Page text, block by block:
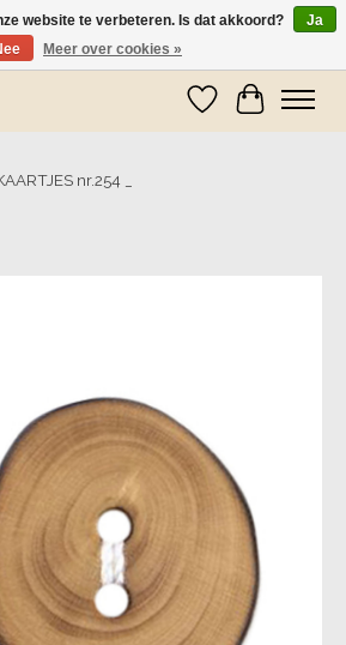
9 mei worden er weer pakketjes verzonden
Verlanglijst
nr.254 _
website te verbeteren. Is dat akkoord?
Ja
Meer over cookies »